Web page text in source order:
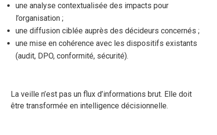
une analyse contextualisée des impacts pour
l’organisation ;
une diffusion ciblée auprès des décideurs concernés ;
une mise en cohérence avec les dispositifs existants
(audit, DPO, conformité, sécurité).
La veille n’est pas un flux d’informations brut. Elle doit
être transformée en intelligence décisionnelle.